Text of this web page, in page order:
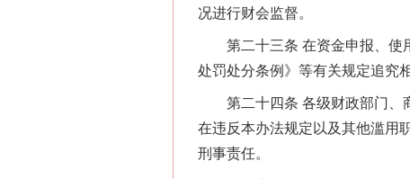
况进行财会监督。
第二十三条 在资金申报、使用
处罚处分条例》等有关规定追究
第二十四条 各级财政部门、商
在违反本办法规定以及其他滥用
刑事责任。
习近平的博鳌关键词